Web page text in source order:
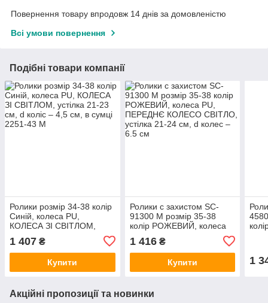
Повернення товару впродовж 14 днів за домовленістю
Всі умови повернення
Подібні товари компанії
Ролики розмір 34-38 колір
Синій, колеса PU,
КОЛЕСА ЗІ СВІТЛОМ,
устілка 21-23 см, d коліс –
4,5 см, в сумці 2251-43 М
1 407 ₴
Купити
Ролики с захистом SC-
91300 М розмір 35-38
колір РОЖЕВИЙ, колеса
СВІТЛО, устілка 21-24 см,
d колес – 6.5 см
1 416₴
Купити 1
Акційні пропозиції та новинки